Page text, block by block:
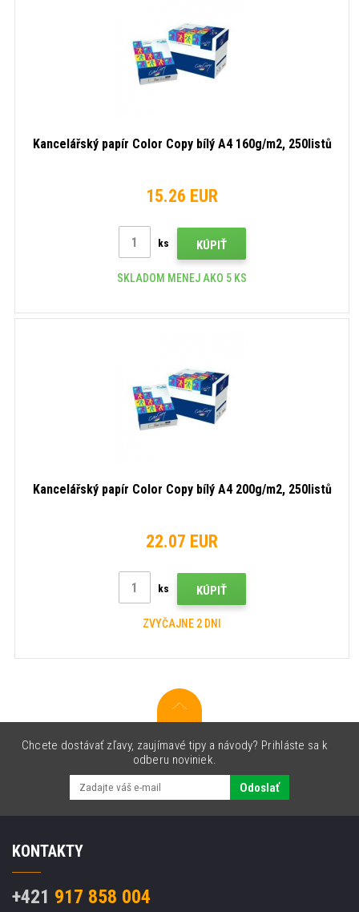
Kancelářský papír Color Copy bílý A4 160g/m2, 250listů
15.26 EUR
ks KÚPIŤ
SKLADOM MENEJ AKO 5 KS
Kancelářský papír Color Copy bílý A4 200g/m2, 250listů
22.07 EUR
ks KÚPIŤ
ZVYČAJNE 2 DNI
Chcete dostávať zľavy, zaujímavé tipy a návody? Prihláste sa k
odberu noviniek.
Odoslať
KONTAKTY
+421 917 858 004